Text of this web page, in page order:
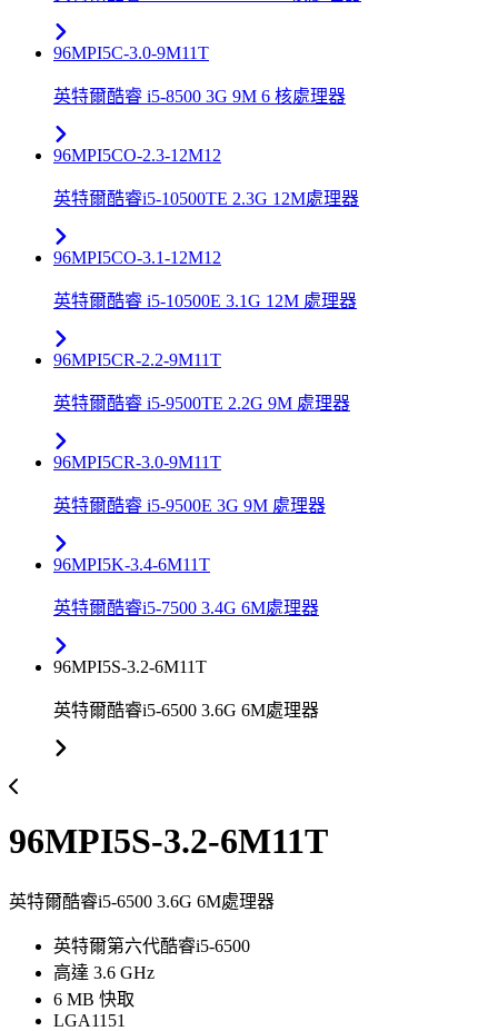
96MPI5C-3.0-9M11T
英特爾酷睿 i5-8500 3G 9M 6 核處理器
96MPI5CO-2.3-12M12
英特爾酷睿i5-10500TE 2.3G 12M處理器
96MPI5CO-3.1-12M12
英特爾酷睿 i5-10500E 3.1G 12M 處理器
96MPI5CR-2.2-9M11T
英特爾酷睿 i5-9500TE 2.2G 9M 處理器
96MPI5CR-3.0-9M11T
英特爾酷睿 i5-9500E 3G 9M 處理器
96MPI5K-3.4-6M11T
英特爾酷睿i5-7500 3.4G 6M處理器
96MPI5S-3.2-6M11T
英特爾酷睿i5-6500 3.6G 6M處理器
96MPI5S-3.2-6M11T
英特爾酷睿i5-6500 3.6G 6M處理器
英特爾第六代酷睿i5-6500
高達 3.6 GHz
6 MB 快取
LGA1151